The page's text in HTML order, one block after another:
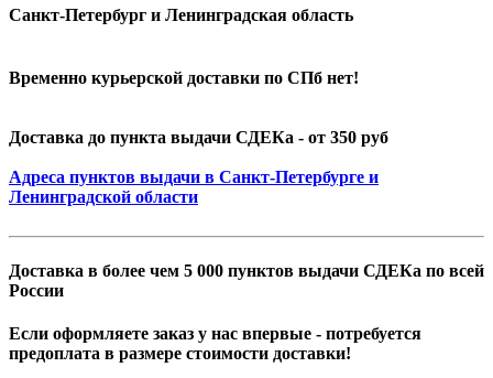
Санкт-Петербург и Ленинградская область
Временно курьерской доставки по СПб нет!
Доставка до пункта выдачи СДЕКа - от 350 руб
Адреса пунктов выдачи в Санкт-Петербурге и
Ленинградской области
Доставка в более чем 5 000 пунктов выдачи СДЕКа по всей
России
Если оформляете заказ у нас впервые - потребуется
предоплата в размере стоимости доставки!